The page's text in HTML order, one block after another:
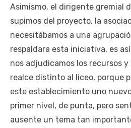
Asimismo, el dirigente gremial
supimos del proyecto, la
necesitábamos a una
respaldara esta iniciativa, es
nos adjudicamos los recursos y
realce distinto al liceo, porque
este establecimiento uno
primer nivel, de punta, pero
ausente un tema tan